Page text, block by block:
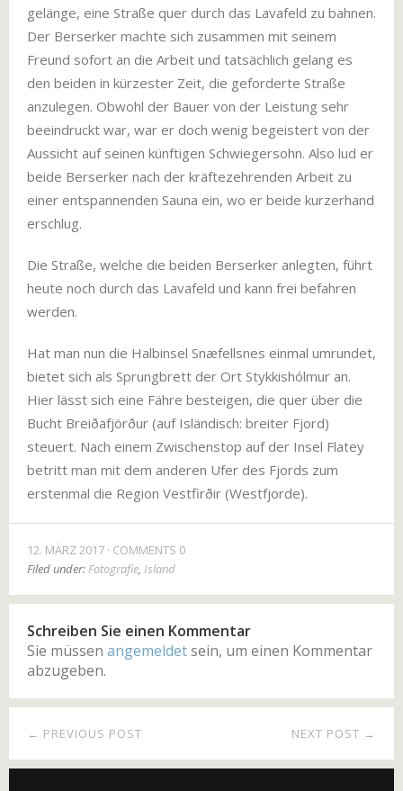
gelänge, eine Straße quer durch das Lavafeld zu bahnen.
Der Berserker machte sich zusammen mit seinem
Freund sofort an die Arbeit und tatsächlich gelang es
den beiden in kürzester Zeit, die geforderte Straße
anzulegen. Obwohl der Bauer von der Leistung sehr
beeindruckt war, war er doch wenig begeistert von der
Aussicht auf seinen künftigen Schwiegersohn. Also lud er
beide Berserker nach der kräftezehrenden Arbeit zu
einer entspannenden Sauna ein, wo er beide kurzerhand
erschlug.
Die Straße, welche die beiden Berserker anlegten, führt
heute noch durch das Lavafeld und kann frei befahren
werden.
Hat man nun die Halbinsel Snæfellsnes einmal umrundet,
bietet sich als Sprungbrett der Ort Stykkishólmur an.
Hier lässt sich eine Fähre besteigen, die quer über die
Bucht Breiðafjörður (auf Isländisch: breiter Fjord)
steuert. Nach einem Zwischenstop auf der Insel Flatey
betritt man mit dem anderen Ufer des Fjords zum
erstenmal die Region Vestfirðir (Westfjorde).
12. MÄRZ 2017 COMMENTS 0
Filed under:Fotografie, Island
Schreiben Sie einen Kommentar
Sie müssen angemeldetsein, um einen Kommentar
abzugeben.
NEXT POST →
← PREVIOUS POST